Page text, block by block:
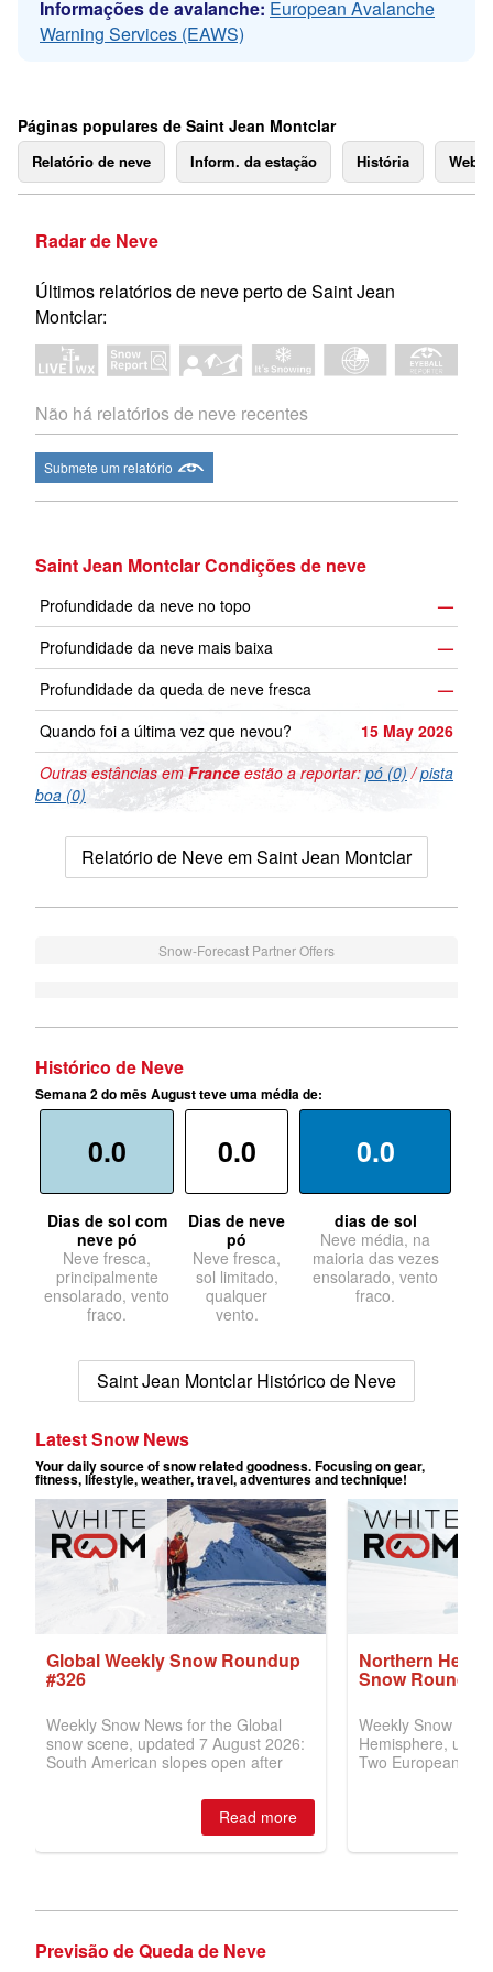
Informações de avalanche: European Avalanche
Warning Services (EAWS)
Páginas populares de Saint Jean Montclar
Relatório de neve Inform. da estação História
Radar de Neve
Últimos relatórios de neve perto de Saint Jean
Montclar:
Não há relatórios de neve recentes
Submete um relatório
Saint Jean Montclar Condições de neve
Profundidade da neve no topo
—
Profundidade da neve mais baixa
—
Profundidade da queda de neve fresca
—
Quando foi a última vez que nevou?
15 May 2026
Outras estâncias emFrance estão a reportar: pó (0) /pista
boa (0)
Relatório de Neve em Saint Jean Montclar
Snow-Forecast Partner Offers
Histórico de Neve
Semana 2 do mês August teve uma média de:
0.0
Dias de sol com
neve pó
Neve fresca,
principalmente
ensolarado, vento
fraco.
0.0
Dias de neve
pó
Neve fresca,
sol limitado,
qualquer
vento.
0.0
dias de sol
Neve média, na
maioria das vezes
ensolarado, vento
fraco.
Saint Jean Montclar Histórico de Neve
Previsão de Queda de Neve